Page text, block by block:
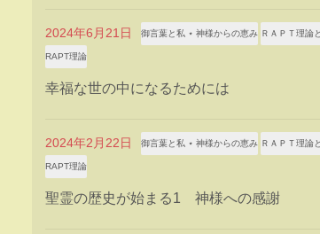
2024年6月21日 御言葉と私 ⋆ 神様からの恵み ＲＡＰＴ理論
RAPT理論
幸福な世の中になるためには
2024年2月22日 御言葉と私 ⋆ 神様からの恵み ＲＡＰＴ理論
RAPT理論
聖霊の歴史が始まる1 神様への感謝